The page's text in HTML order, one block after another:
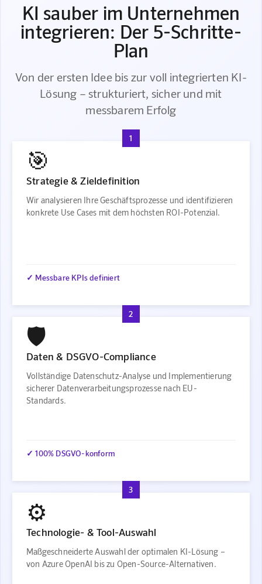
KI sauber im Unternehmen
integrieren: Der 5-Schritte-
Plan
Von der ersten Idee bis zur voll integrierten KI-
Lösung – strukturiert, sicher und mit
messbarem Erfolg
1
🎯
Strategie & Zieldefinition
Wir analysieren Ihre Geschäftsprozesse und identifizieren
konkrete Use Cases mit dem höchsten ROI-Potenzial.
✓ Messbare KPIs definiert
2
🛡️
Daten & DSGVO-Compliance
Vollständige Datenschutz-Analyse und Implementierung
sicherer Datenverarbeitungsprozesse nach EU-
Standards.
✓ 100% DSGVO-konform
3
⚙️
Technologie- & Tool-Auswahl
Maßgeschneiderte Auswahl der optimalen KI-Lösung –
von Azure OpenAI bis zu Open-Source-Alternativen.